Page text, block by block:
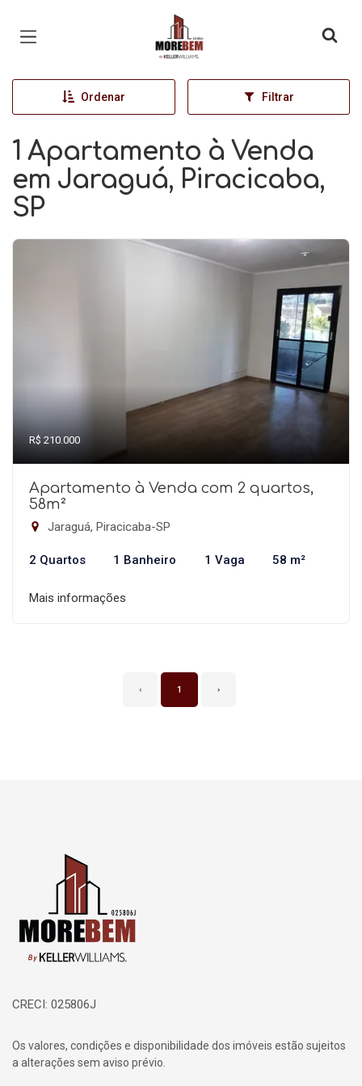
Página inicial
Ordenar Filtrar
1 Apartamento à Venda
em Jaraguá, Piracicaba,
SP
R$ 210.000
Apartamento à Venda com 2 quartos,
58m²
Jaraguá, Piracicaba-SP
2 Quartos 1 Banheiro 1 Vaga 58 m²
Mais informações
‹ 1 ›
Página inicial
CRECI: 025806J
Os valores, condições e disponibilidade dos imóveis estão sujeitos
a alterações sem aviso prévio.